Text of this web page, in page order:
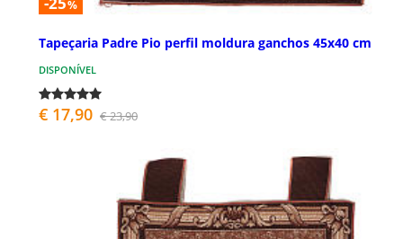
%
Tapeçaria Padre Pio perfil moldura ganchos 45x40 cm
DISPONÍVEL
€ 17,90 € 23,90